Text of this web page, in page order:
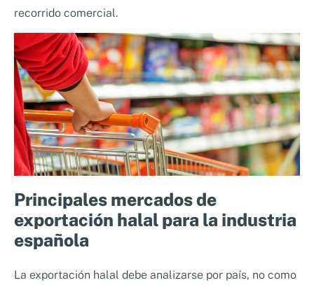
recorrido comercial.
Principales mercados de
exportación halal para la industria
española
La exportación halal debe analizarse por país, no como